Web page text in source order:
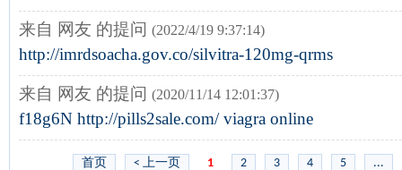
来自 网友 的提问 (2022/4/19 9:37:14)
http://imrdsoacha.gov.co/silvitra-120mg-qrms
来自 网友 的提问 (2020/11/14 12:01:37)
f18g6N http://pills2sale.com/ viagra online
首页 < 上一页 1 2 3 4 5 ...